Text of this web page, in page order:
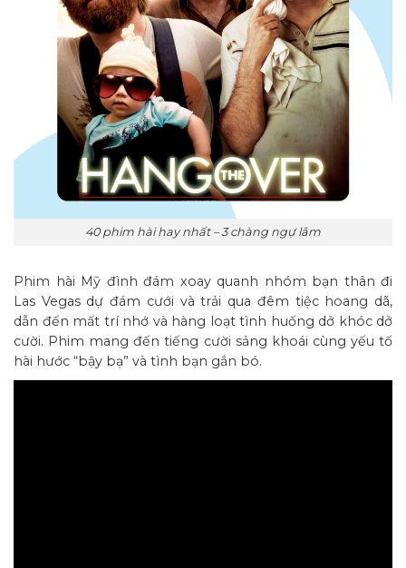
40 phim hài hay nhất – 3 chàng ngự lâm
Phim hài Mỹ đình đám xoay quanh nhóm bạn thân đi
Las Vegas dự đám cưới và trải qua đêm tiệc hoang dã,
dẫn đến mất trí nhớ và hàng loạt tình huống dở khóc dở
cười. Phim mang đến tiếng cười sảng khoái cùng yếu tố
hài hước “bậy bạ” và tình bạn gắn bó.